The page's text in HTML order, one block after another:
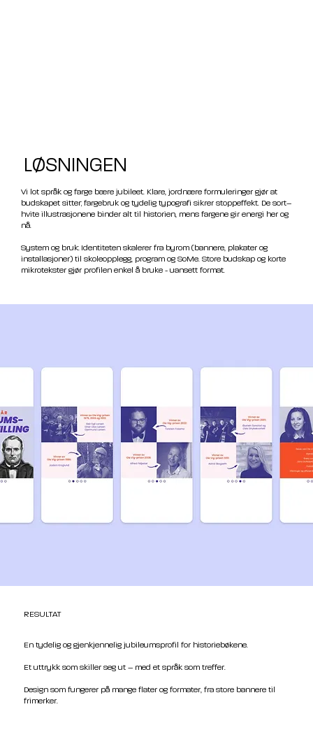
LØSNINGEN
Vi lot språk og farge bære jubileet. Klare, jordnære formuleringer gjør at
budskapet sitter; fargebruk og tydelig typografi sikrer stoppeffekt. De sort–
hvite illustrasjonene binder alt til historien, mens fargene gir energi her og
nå.
System og bruk: Identiteten skalerer fra byrom (bannere, plakater og
installasjoner) til skoleopplegg, program og SoMe. Store budskap og korte
mikrotekster gjør profilen enkel å bruke - uansett format.
RESULTAT
En tydelig og gjenkjennelig jubileumsprofil for historiebøkene.
Et uttrykk som skiller seg ut – med et språk som treffer.
Design som fungerer på mange flater og formater, fra store bannere til
frimerker.